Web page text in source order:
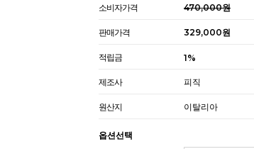
소비자가격 470,000원
판매가격 329,000원
적립금 1%
제조사 피직
원산지 이탈리아
옵션선택